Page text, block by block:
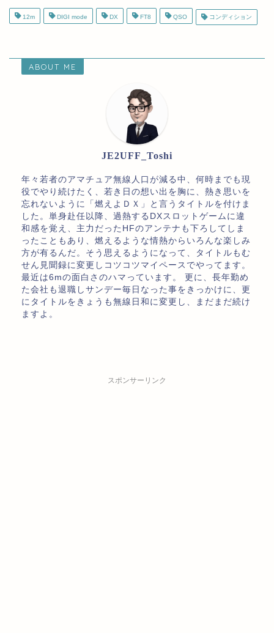
12m DIGI mode DX FT8 QSO コンディション
ABOUT ME
JE2UFF_Toshi
年々若者のアマチュア無線人口が減る中、何時までも現
役でやり続けたく、若き日の想い出を胸に、熱き思いを
忘れないように「燃えよＤＸ」と言うタイトルを付けま
した。単身赴任以降、過熱するDXスロットゲームに違
和感を覚え、主力だったHFのアンテナも下ろしてしま
ったこともあり、燃えるような情熱からいろんな楽しみ
方が有るんだ。そう思えるようになって、タイトルもむ
せん見聞録に変更しコツコツマイペースでやってます。
最近は6mの面白さのハマっています。 更に、長年勤め
た会社も退職しサンデー毎日なった事をきっかけに、更
にタイトルをきょうも無線日和に変更し、まだまだ続け
ますよ。
スポンサーリンク